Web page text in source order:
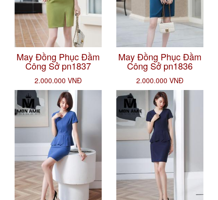
May Đồng Phục Đầm
Công Sở pn1837
2.000.000 VNĐ
May Đồng Phục Đầm
Công Sở pn1836
2.000.000 VNĐ